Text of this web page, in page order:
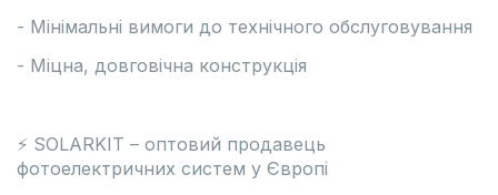
- Мінімальні вимоги до технічного обслуговування
- Міцна, довговічна конструкція
⚡ SOLARKIT – оптовий продавець
фотоелектричних систем у Європі